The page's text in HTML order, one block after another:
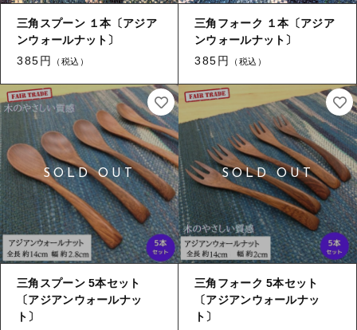
三角スプーン １本〔アジア
ンウォールナット〕
385円
（税込）
三角フォーク １本〔アジア
ンウォールナット〕
385円
（税込）
三角スプーン 5本セット
〔アジアンウォールナッ
ト〕
三角フォーク 5本セット
〔アジアンウォールナッ
ト〕